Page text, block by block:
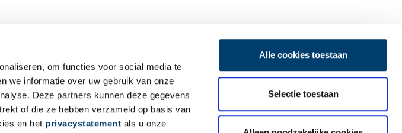
om functies voor social media te
we informatie over uw gebruik van onze
Deze partners kunnen deze gegevens
of die ze hebben verzameld op basis van
en het privacystatement als u onze
Alle cookies toestaan
Selectie toestaan